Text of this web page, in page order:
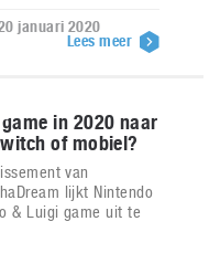
januari 2020
Lees meer
in 2020 naar
of mobiel?
van
lijkt Nintendo
& Luigi game uit te